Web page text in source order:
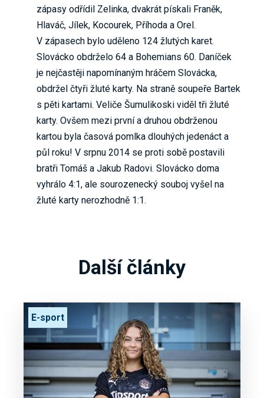
zápasy odřídil Zelinka, dvakrát pískali Franěk,
Hlaváč, Jílek, Kocourek, Příhoda a Orel.
V zápasech bylo uděleno 124 žlutých karet.
Slovácko obdrželo 64 a Bohemians 60. Daníček
je nejčastěji napomínaným hráčem Slovácka,
obdržel čtyři žluté karty. Na straně soupeře Bartek
s pěti kartami. Veliče Šumulikoski viděl tři žluté
karty. Ovšem mezi první a druhou obdrženou
kartou byla časová pomlka dlouhých jedenáct a
půl roku! V srpnu 2014 se proti sobě postavili
bratři Tomáš a Jakub Radovi. Slovácko doma
vyhrálo 4:1, ale sourozenecký souboj vyšel na
žluté karty nerozhodně 1:1.
Další články
E-sport